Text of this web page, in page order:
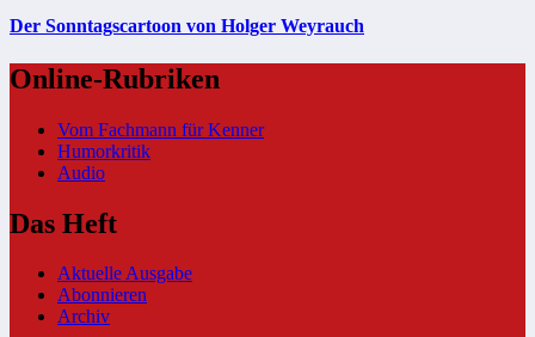
Der Sonntagscartoon von Holger Weyrauch
Online-Rubriken
Vom Fachmann für Kenner
Humorkritik
Audio
Das Heft
Aktuelle Ausgabe
Abonnieren
Archiv